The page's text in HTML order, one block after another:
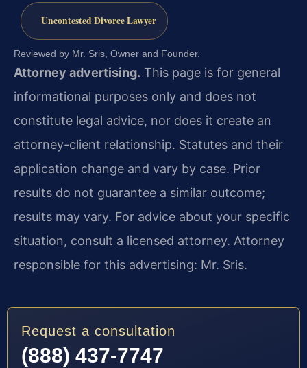
Uncontested Divorce Lawyer
Reviewed by Mr. Sris, Owner and Founder.
Attorney advertising. This page is for general
informational purposes only and does not
constitute legal advice, nor does it create an
attorney-client relationship. Statutes and their
application change and vary by case. Prior
results do not guarantee a similar outcome;
results may vary. For advice about your specific
situation, consult a licensed attorney. Attorney
responsible for this advertising: Mr. Sris.
Request a consultation
(888) 437-7747